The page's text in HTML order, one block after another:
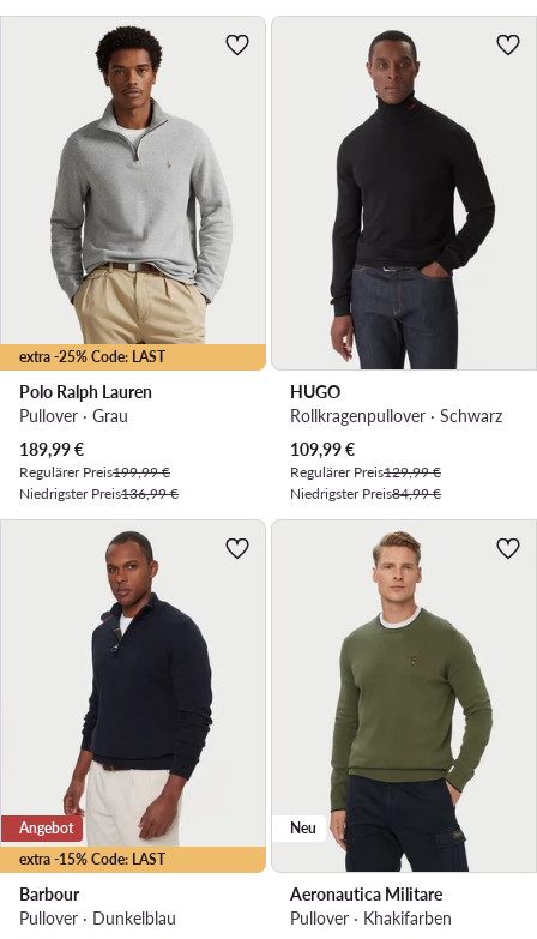
extra -25% Code: LAST
Polo Ralph Lauren
Pullover · Grau
Aktueller Preis
189,99€
Regulärer Preis199,99 €
Niedrigster Preis136,99 €
HUGO
Rollkragenpullover · Schwarz
Aktueller Preis
109,99€
Regulärer Preis129,99 €
Niedrigster Preis84,99 €
extra -15% Code: LAST
Angebot
Barbour
Pullover · Dunkelblau
Neu
Aeronautica Militare
Pullover · Khakifarben